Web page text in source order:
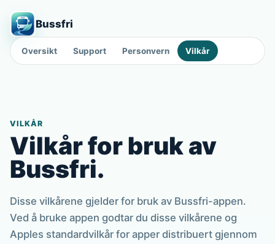
Bussfri
Oversikt Support Personvern Vilkår
VILKÅR
Vilkår for bruk av
Bussfri.
Disse vilkårene gjelder for bruk av Bussfri-appen.
Ved å bruke appen godtar du disse vilkårene og
Apples standardvilkår for apper distribuert gjennom